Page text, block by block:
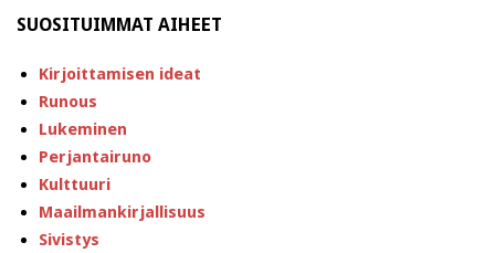
SUOSITUIMMAT AIHEET
Kirjoittamisen ideat
Runous
Lukeminen
Perjantairuno
Kulttuuri
Maailmankirjallisuus
Sivistys